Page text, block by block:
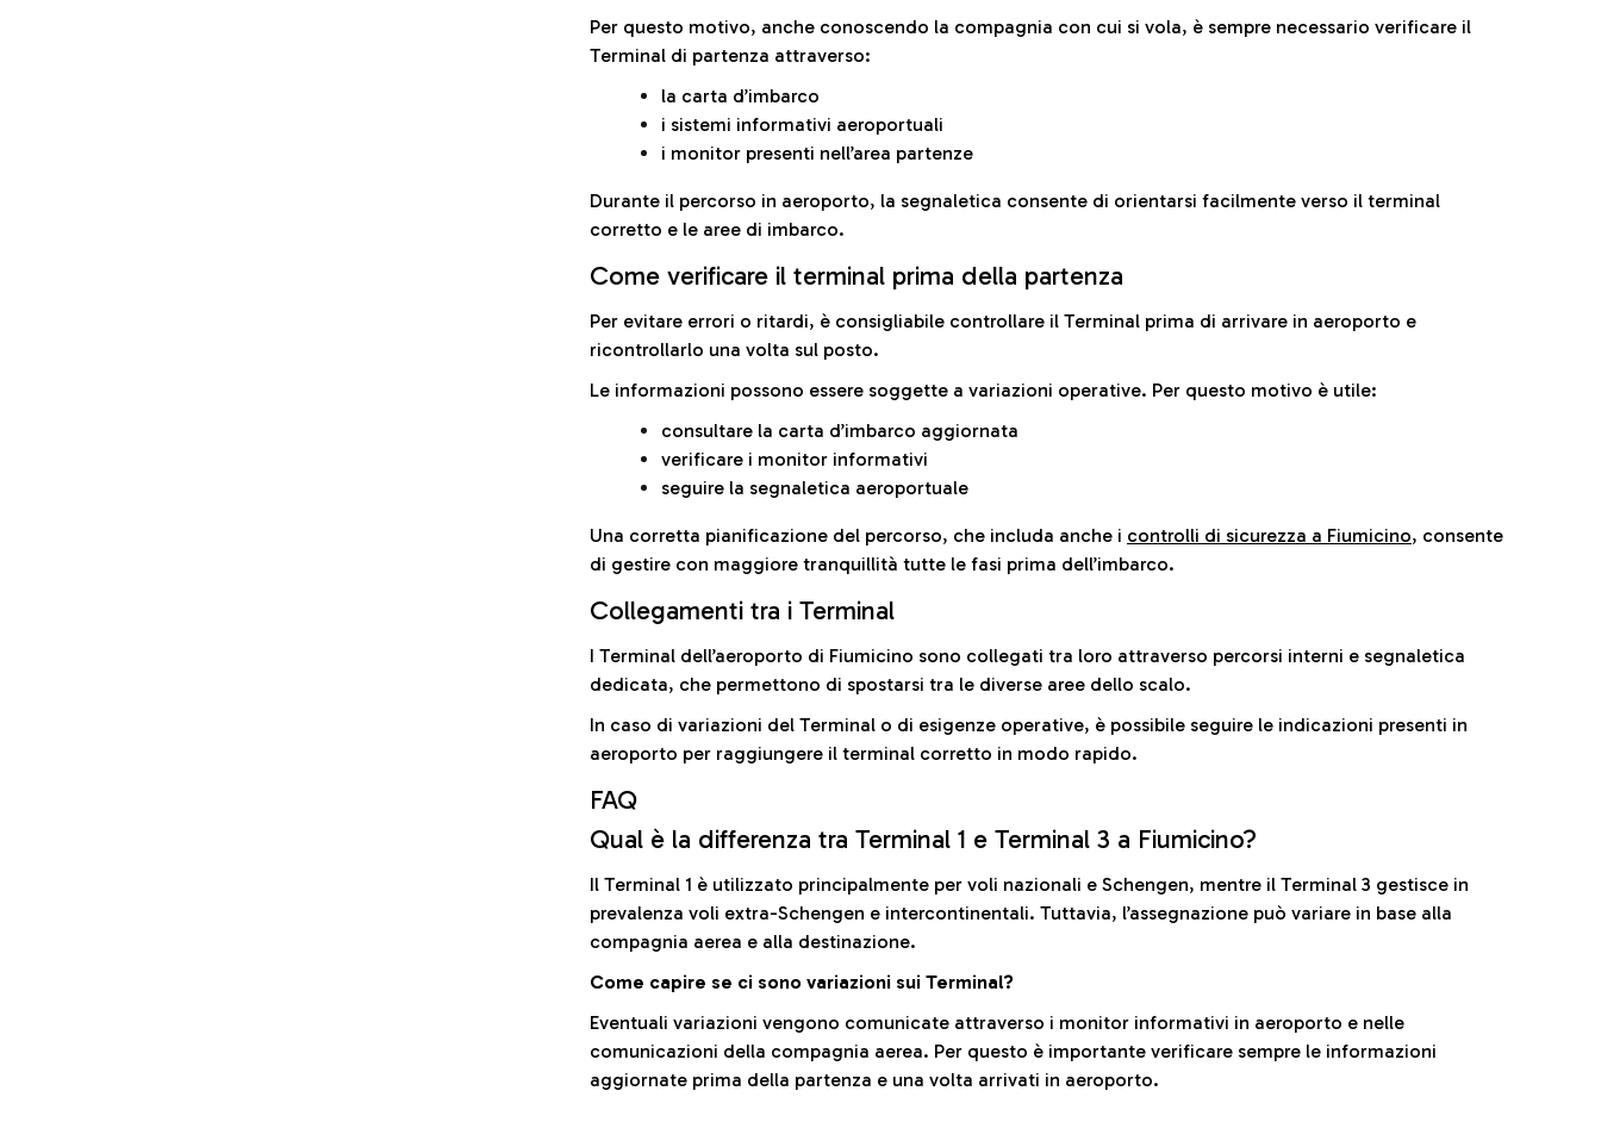
Per questo motivo, anche conoscendo la compagnia con cui si vola, è sempre necessario verificare il
Terminal di partenza attraverso:
la carta d’imbarco
i sistemi informativi aeroportuali
i monitor presenti nell’area partenze
Durante il percorso in aeroporto, la segnaletica consente di orientarsi facilmente verso il terminal
corretto e le aree di imbarco.
Come verificare il terminal prima della partenza
Per evitare errori o ritardi, è consigliabile controllare il Terminal prima di arrivare in aeroporto e
ricontrollarlo una volta sul posto.
Le informazioni possono essere soggette a variazioni operative. Per questo motivo è utile:
consultare la carta d’imbarco aggiornata
verificare i monitor informativi
seguire la segnaletica aeroportuale
Una corretta pianificazione del percorso, che includa anche i controlli di sicurezza a Fiumicino, consente
di gestire con maggiore tranquillità tutte le fasi prima dell’imbarco.
Collegamenti tra i Terminal
I Terminal dell’aeroporto di Fiumicino sono collegati tra loro attraverso percorsi interni e segnaletica
dedicata, che permettono di spostarsi tra le diverse aree dello scalo.
In caso di variazioni del Terminal o di esigenze operative, è possibile seguire le indicazioni presenti in
aeroporto per raggiungere il terminal corretto in modo rapido.
FAQ
Qual è la differenza tra Terminal 1 e Terminal 3 a Fiumicino?
Il Terminal 1 è utilizzato principalmente per voli nazionali e Schengen, mentre il Terminal 3 gestisce in
prevalenza voli extra-Schengen e intercontinentali. Tuttavia, l’assegnazione può variare in base alla
compagnia aerea e alla destinazione.
Come capire se ci sono variazioni sui Terminal?
Eventuali variazioni vengono comunicate attraverso i monitor informativi in aeroporto e nelle
comunicazioni della compagnia aerea. Per questo è importante verificare sempre le informazioni
aggiornate prima della partenza e una volta arrivati in aeroporto.